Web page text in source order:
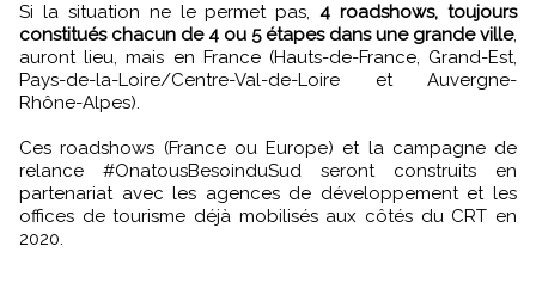
Si la situation ne le permet pas,4 roadshows, toujours
constitués chacun de 4 ou 5 étapes dans une grande ville,
auront lieu, mais en France (Hauts-de-France, Grand-Est,
Pays-de-la-Loire/Centre-Val-de-Loire et Auvergne-
Rhône-Alpes).
Ces roadshows (France ou Europe) et la campagne de
relance #OnatousBesoinduSud seront construits en
partenariat avec les agences de développement et les
offices de tourisme déjà mobilisés aux côtés du CRT en
2020.